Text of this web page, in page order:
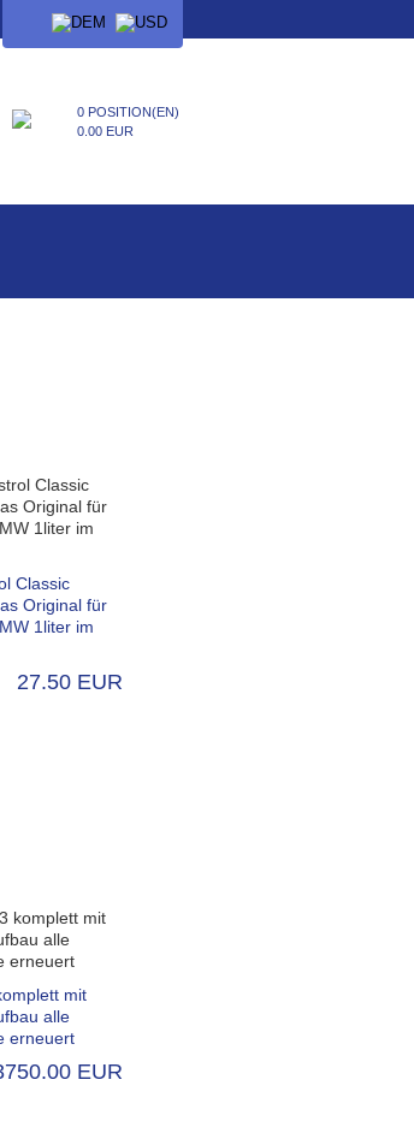
0 POSITION(EN)
0.00 EUR
Classic
Original für
1liter im
27.50 EUR
mit
alle
erneuert
EUR